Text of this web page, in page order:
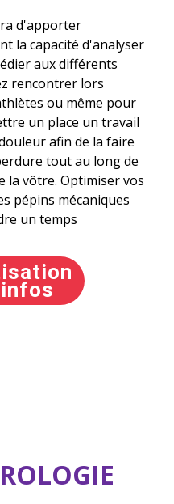
d'apporter
la capacité d'analyser
aux différents
rencontrer lors
ou même pour
un place un travail
afin de la faire
tout au long de
la vôtre. Optimiser vos
pépins mécaniques
un temps